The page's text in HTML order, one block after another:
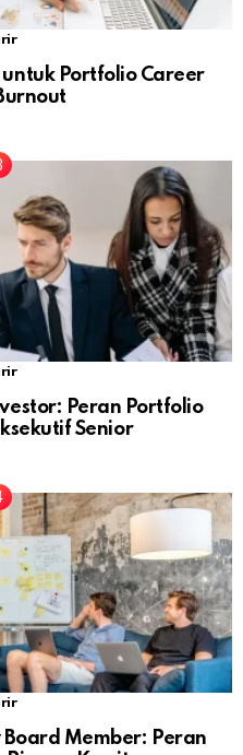
Portfolio Career
Peran Portfolio
Senior
Member: Peran